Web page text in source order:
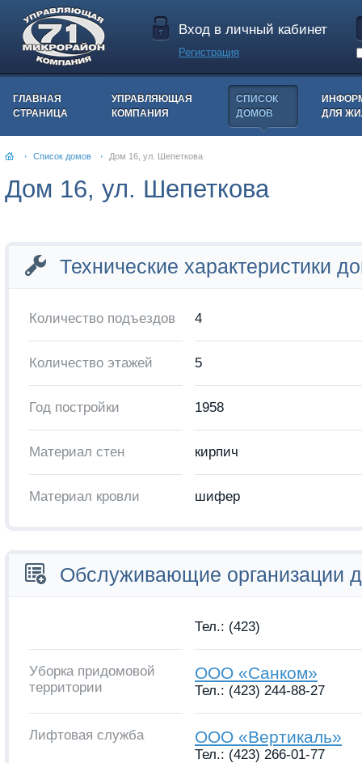
Вход в личный кабинет
Регистрация
ГЛАВНАЯ
СТРАНИЦА
УПРАВЛЯЮЩАЯ
КОМПАНИЯ
СПИСОК
ДОМОВ
ДЛЯ
Список домов Дом 16, ул. Шепеткова
Дом 16, ул. Шепеткова
Технические характеристики
Количество подъездов 4
Количество этажей 5
Год постройки 1958
Материал стен кирпич
Материал кровли шифер
Обслуживающие организации
Тел.: (423)
Уборка придомовой
территории
ООО «Санком»
Тел.: (423) 244-88-27
Лифтовая служба ООО «Вертикаль»
Тел.: (423) 266-01-77